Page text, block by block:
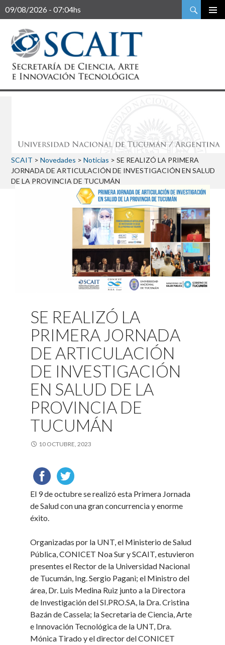
09/08/2026 - 07:04hs
Buscar
SCAIT > Novedades > Noticias > SE REALIZÓ LA PRIMERA
JORNADA DE ARTICULACIÓN DE INVESTIGACIÓN EN SALUD
DE LA PROVINCIA DE TUCUMÁN
SE REALIZÓ LA
PRIMERA JORNADA
DE ARTICULACIÓN
DE INVESTIGACIÓN
EN SALUD DE LA
PROVINCIA DE
TUCUMÁN
10 OCTUBRE, 2023
El 9 de octubre se realizó esta Primera Jornada
de Salud con una gran concurrencia y enorme
éxito.
Organizadas por la UNT, el Ministerio de Salud
Pública, CONICET Noa Sur y SCAIT, estuvieron
presentes el Rector de la Universidad Nacional
de Tucumán, Ing. Sergio Pagani; el Ministro del
área, Dr. Luis Medina Ruiz junto a la Directora
de Investigación del SI.PRO.SA, la Dra. Cristina
Bazán de Cassela; la Secretaria de Ciencia, Arte
e Innovación Tecnológica de la UNT, Dra.
Mónica Tirado y el director del CONICET